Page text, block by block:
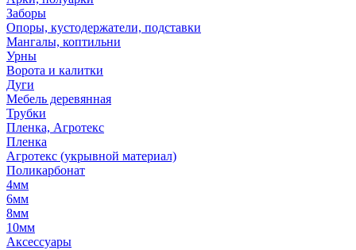
Заборы
Опоры, кустодержатели, подставки
Мангалы, коптильни
Урны
Ворота и калитки
Дуги
Мебель деревянная
Трубки
Пленка, Агротекс
Пленка
Агротекс (укрывной материал)
Поликарбонат
4мм
6мм
8мм
10мм
Аксессуары